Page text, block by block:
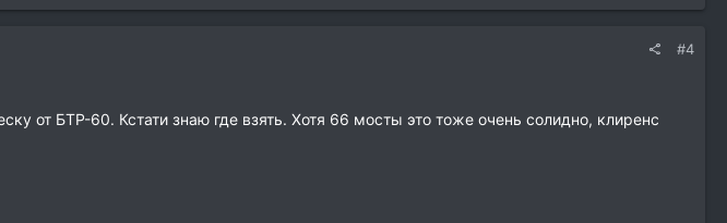
#4
от БТР-60. Кстати знаю где взять. Хотя 66 мосты это тоже очень солидно, клиренс